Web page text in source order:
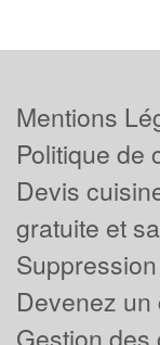
Mentions
Politique de
Devis
gratuite et
Devenez
Gestion des